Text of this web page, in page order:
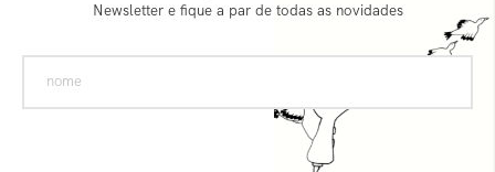
Newsletter e fique a par de todas as novidades